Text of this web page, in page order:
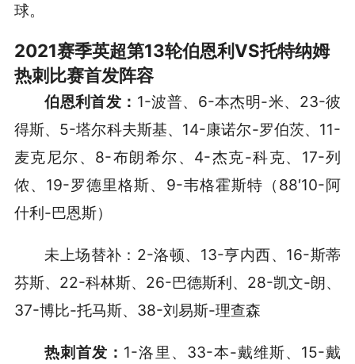
球。
2021赛季英超第13轮伯恩利VS托特纳姆
热刺比赛首发阵容
伯恩利首发： 1-波普、6-本杰明-米、23-彼
得斯、5-塔尔科夫斯基、14-康诺尔-罗伯茨、11-
麦克尼尔、8-布朗希尔、4-杰克-科克、17-列
侬、19-罗德里格斯、9-韦格霍斯特（88′10-阿
什利-巴恩斯）
未上场替补：2-洛顿、13-亨内西、16-斯蒂
芬斯、22-科林斯、26-巴德斯利、28-凯文-朗、
37-博比-托马斯、38-刘易斯-理查森
热刺首发： 1-洛里、33-本-戴维斯、15-戴